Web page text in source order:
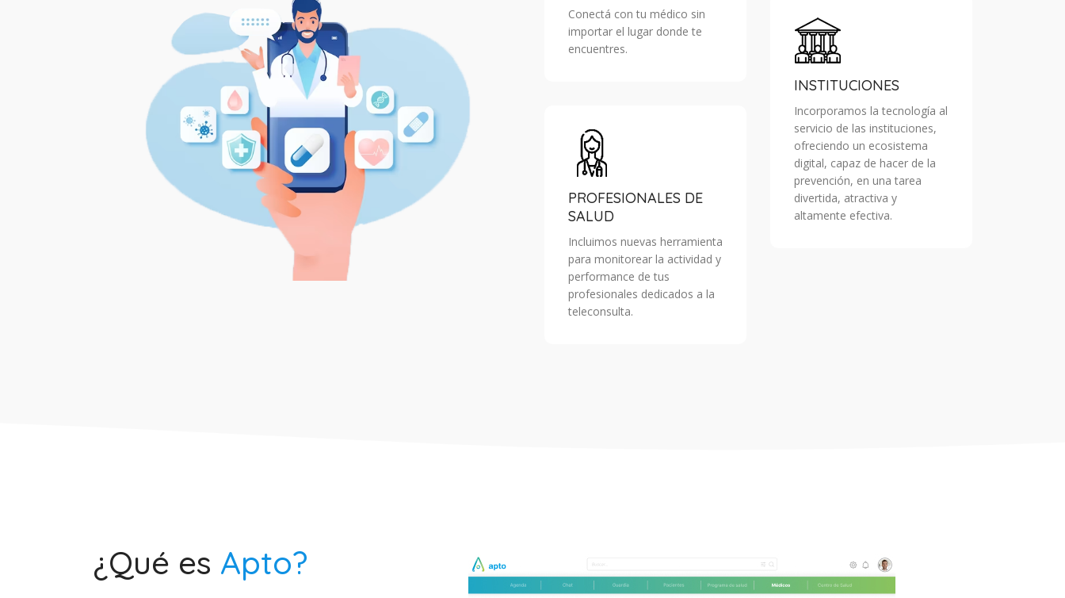
Conectá con tu médico sin
importar el lugar donde te
encuentres.
PROFESIONALES DE
SALUD
Incluimos nuevas herramienta
para monitorear la actividad y
performance de tus
profesionales dedicados a la
teleconsulta.
INSTITUCIONES
Incorporamos la tecnología al
servicio de las instituciones,
ofreciendo un ecosistema
digital, capaz de hacer de la
prevención, en una tarea
divertida, atractiva y
altamente efectiva.
¿Qué es Apto?